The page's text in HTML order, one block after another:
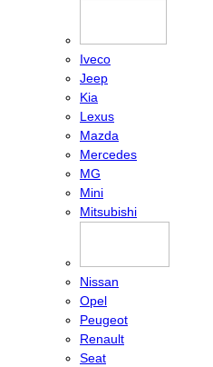
Iveco
Jeep
Kia
Lexus
Mazda
Mercedes
MG
Mini
Mitsubishi
Nissan
Opel
Peugeot
Renault
Seat